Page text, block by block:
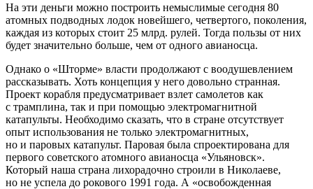
На эти деньги можно построить немыслимые сегодня 80
атомных подводных лодок новейшего, четвертого, поколения,
каждая из которых стоит 25 млрд. рулей. Тогда пользы от них
будет значительно больше, чем от одного авианосца.
Однако о «Шторме» власти продолжают с воодушевлением
рассказывать. Хоть концепция у него довольно странная.
Проект корабля предусматривает взлет самолетов как
с трамплина, так и при помощью электромагнитной
катапульты. Необходимо сказать, что в стране отсутствует
опыт использования не только электромагнитных,
но и паровых катапульт. Паровая была спроектирована для
первого советского атомного авианосца «Ульяновск».
Который наша страна лихорадочно строили в Николаеве,
но не успела до рокового 1991 года. А «освобожденная